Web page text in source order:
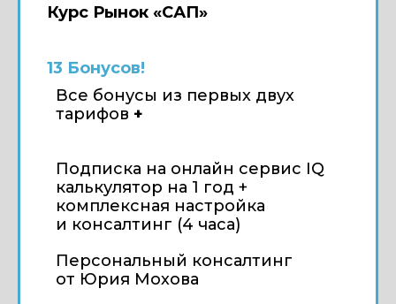
Курс Рынок «САП»
13 Бонусов!
Все бонусы из первых двух
тарифов +
Подписка на онлайн сервис IQ
калькулятор на 1 год +
комплексная настройка
и консалтинг (4 часа)
Персональный консалтинг
от Юрия Мохова